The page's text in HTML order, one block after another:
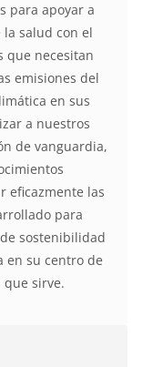
para apoyar a
salud con el
que necesitan
emisiones del
en sus
a nuestros
de vanguardia,
eficazmente las
para
sostenibilidad
en su centro de
que sirve.